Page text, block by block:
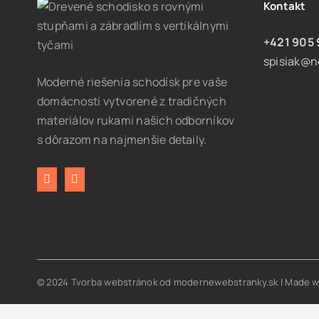
Moderné riešenia schodísk pre vaše
domácnosti vytvorené z tradičných
materiálov rukami našich odborníkov
s dôrazom na najmenšie detaily.
Kontakt
+421 905
© 2024 Tvorba webstránokod modernewebstranky.sk | Made